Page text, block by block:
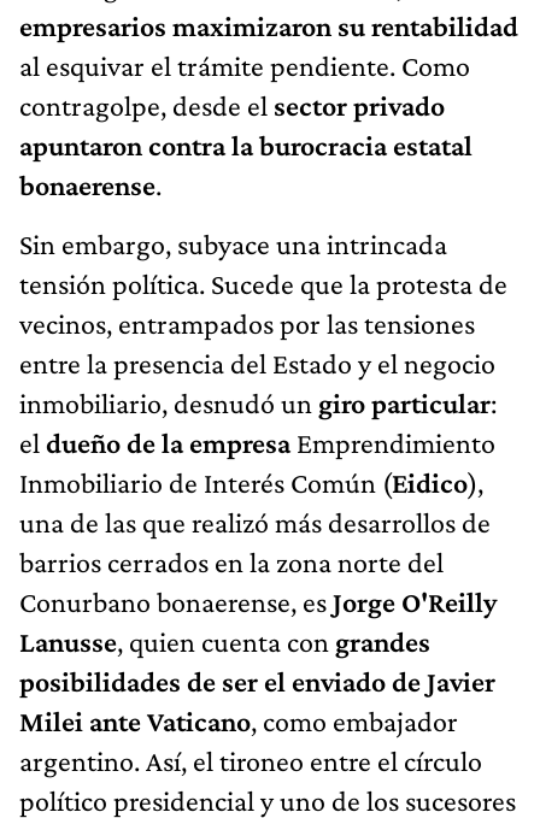
empresarios maximizaron su rentabilidad
al esquivar el trámite pendiente. Como
contragolpe, desde el sector privado
apuntaron contra la burocracia estatal
bonaerense.
Sin embargo, subyace una intrincada
tensión política. Sucede que la protesta de
vecinos, entrampados por las tensiones
entre la presencia del Estado y el negocio
inmobiliario, desnudó un giro particular:
el dueño de la empresaEmprendimiento
Inmobiliario de Interés Común (Eidico),
una de las que realizó más desarrollos de
barrios cerrados en la zona norte del
Conurbano bonaerense, esJorge O'Reilly
Lanusse, quien cuenta con grandes
posibilidades de ser el enviado de Javier
Milei ante Vaticano, como embajador
argentino. Así, el tironeo entre el círculo
político presidencial y uno de los sucesores